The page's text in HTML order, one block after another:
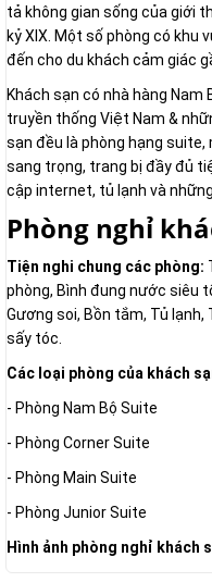
tả không gian sống của giới
kỷ XIX. Một số phòng có khu
đến cho du khách cảm giác
Khách sạn có nhà hàng Nam
truyền thống Việt Nam &
sạn đều là phòng hạng
sang trọng, trang bị đầy đủ
cập internet, tủ lạnh và
Phòng nghỉ
Tiện nghi chung các phòng:
phòng, Bình đung nước siêu
Gương soi, Bồn tắm, Tủ lạnh,
sấy tóc.
Các loại phòng của khách
- Phòng Nam Bộ Suite
- Phòng Corner Suite
- Phòng Main Suite
- Phòng Junior Suite
Hình ảnh phòng nghỉ khách